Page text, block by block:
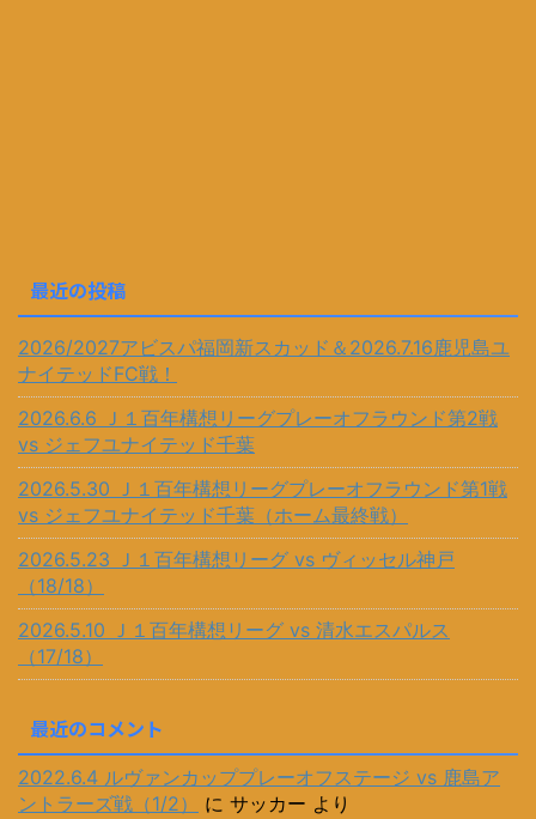
最近の投稿
2026/2027アビスパ福岡新スカッド＆2026.7.16鹿児島ユ
ナイテッドFC戦！
2026.6.6 Ｊ１百年構想リーグプレーオフラウンド第2戦
vs ジェフユナイテッド千葉
2026.5.30 Ｊ１百年構想リーグプレーオフラウンド第1戦
vs ジェフユナイテッド千葉（ホーム最終戦）
2026.5.23 Ｊ１百年構想リーグ vs ヴィッセル神戸
（18/18）
2026.5.10 Ｊ１百年構想リーグ vs 清水エスパルス
（17/18）
最近のコメント
2022.6.4 ルヴァンカッププレーオフステージ vs 鹿島ア
ントラーズ戦（1/2）
に サッカー より